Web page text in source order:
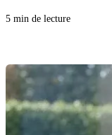
avancez vite, proprement,
5 min de lecture